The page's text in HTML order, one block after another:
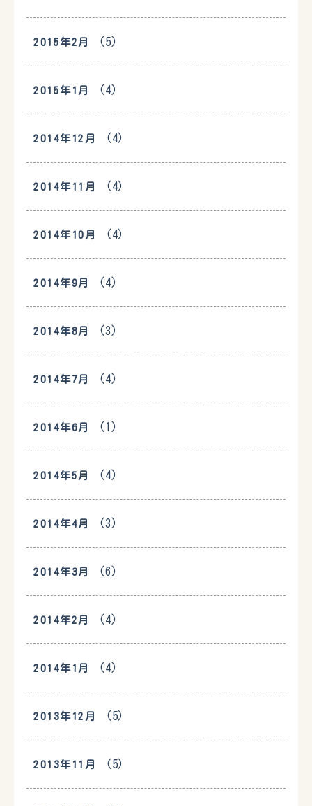
2015年2月 (5)
2015年1月 (4)
2014年12月 (4)
2014年11月 (4)
2014年10月 (4)
2014年9月 (4)
2014年8月 (3)
2014年7月 (4)
2014年6月 (1)
2014年5月 (4)
2014年4月 (3)
2014年3月 (6)
2014年2月 (4)
2014年1月 (4)
2013年12月 (5)
2013年11月 (5)